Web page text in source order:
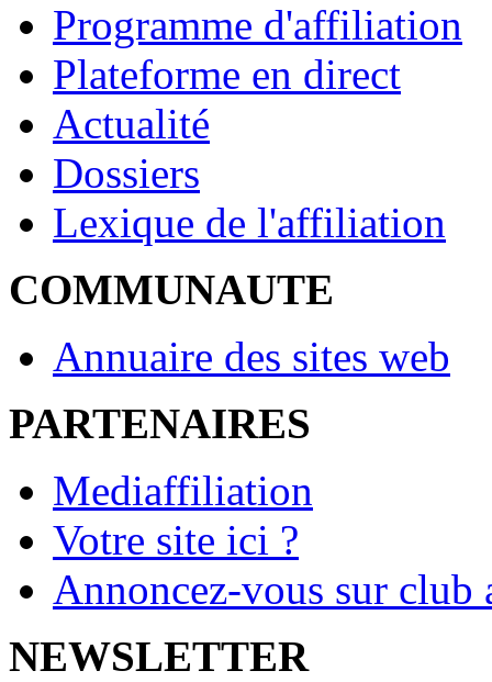
Programme d'affiliation
Plateforme en direct
Actualité
Dossiers
Lexique de l'affiliation
COMMUNAUTE
Annuaire des sites web
PARTENAIRES
Mediaffiliation
Votre site ici ?
Annoncez-vous sur
NEWSLETTER